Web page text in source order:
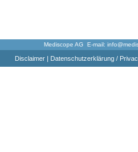
Mediscope AG E-mail:
Disclaimer| Datenschutzerklärung /